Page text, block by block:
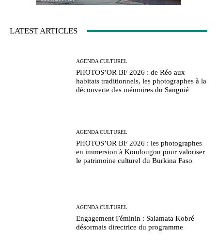
LATEST ARTICLES
AGENDA CULTUREL
PHOTOS’OR BF 2026 : de Réo aux
habitats traditionnels, les photographes à la
découverte des mémoires du Sanguié
AGENDA CULTUREL
PHOTOS’OR BF 2026 : les photographes
en immersion à Koudougou pour valoriser
le patrimoine culturel du Burkina Faso
AGENDA CULTUREL
Engagement Féminin : Salamata Kobré
désormais directrice du programme